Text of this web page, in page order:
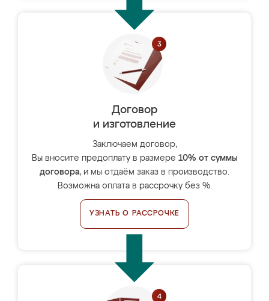
Договор
и изготовление
Заключаем договор,
Вы вносите предоплату в размере 10% от суммы
договора, и мы отдаём заказ в производство.
Возможна оплата в рассрочку без %.
УЗНАТЬ О РАССРОЧКЕ